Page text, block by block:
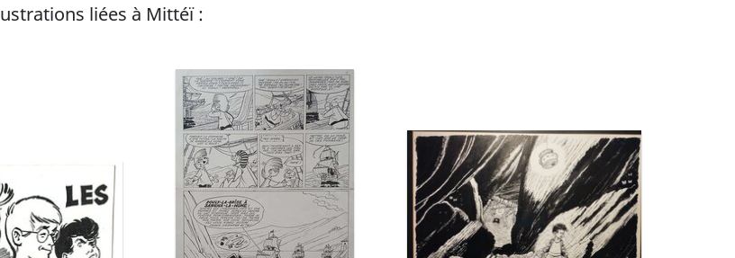
liées à Mittéï :